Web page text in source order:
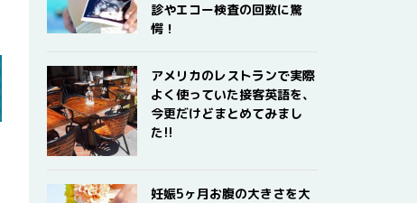
診やエコー検査の回数に驚
愕！
アメリカのレストランで実際
よく使っていた接客英語を、
今更だけどまとめてみまし
た!!
妊娠5ヶ月お腹の大きさを大